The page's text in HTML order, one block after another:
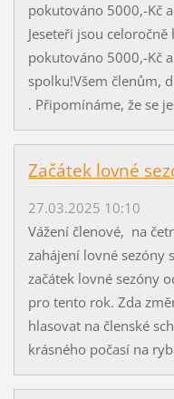
pokutováno 5000,-Kč
Jeseteři jsou
pokutováno 5000,-Kč
spolku!Všem členům,
. Připomínáme, že se
Začátek lovné
27.03.2025 10:10
Vážení členové, na
zahájení lovné sezóny
začátek lovné sezóny
pro tento rok. Zda
hlasovat na členské
krásného počasí na